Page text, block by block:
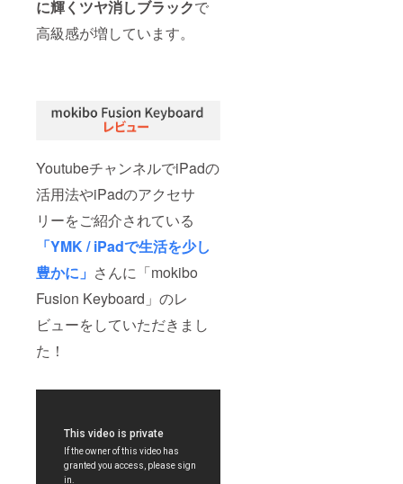
に輝くツヤ消しブラックで
高級感が増しています。
YoutubeチャンネルでiPadの
活用法やiPadのアクセサ
リーをご紹介されている
「YMK / iPadで生活を少し
豊かに」 さんに「mokibo
Fusion Keyboard」のレ
ビューをしていただきまし
た！